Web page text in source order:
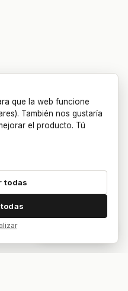
que la web funcione
También nos gustaría
el producto. Tú
todas